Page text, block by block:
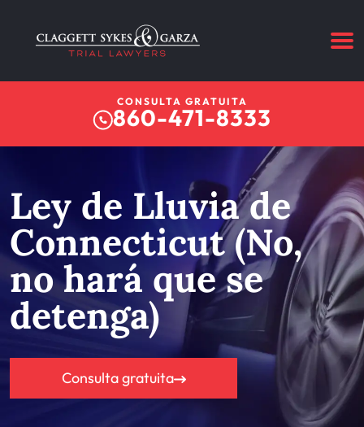
CONSULTA GRATUITA
860-471-8333
Ley de Lluvia de
Connecticut (No,
no hará que se
detenga)
Consulta gratuita